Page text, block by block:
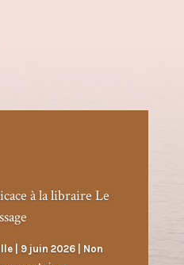
à la libraire Le
| 9 juin 2026| Non